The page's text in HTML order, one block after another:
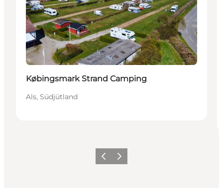
Købingsmark Strand Camping
Als, Südjütland
ZurückWeiter